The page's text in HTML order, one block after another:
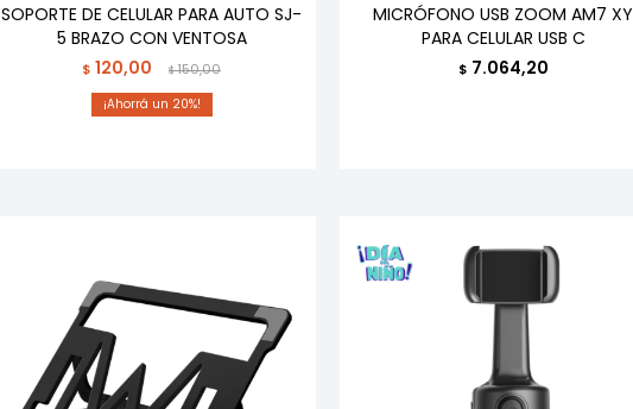
SOPORTE DE CELULAR PARA AUTO SJ-
5 BRAZO CON VENTOSA
$ 120,00 $150,00
20
MICRÓFONO USB ZOOM AM7 XY
PARA CELULAR USB C
$ 7.064,20